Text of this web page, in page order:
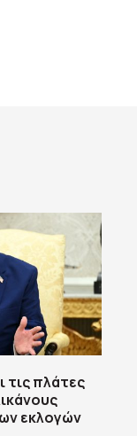
τις πλάτες
εκλογών